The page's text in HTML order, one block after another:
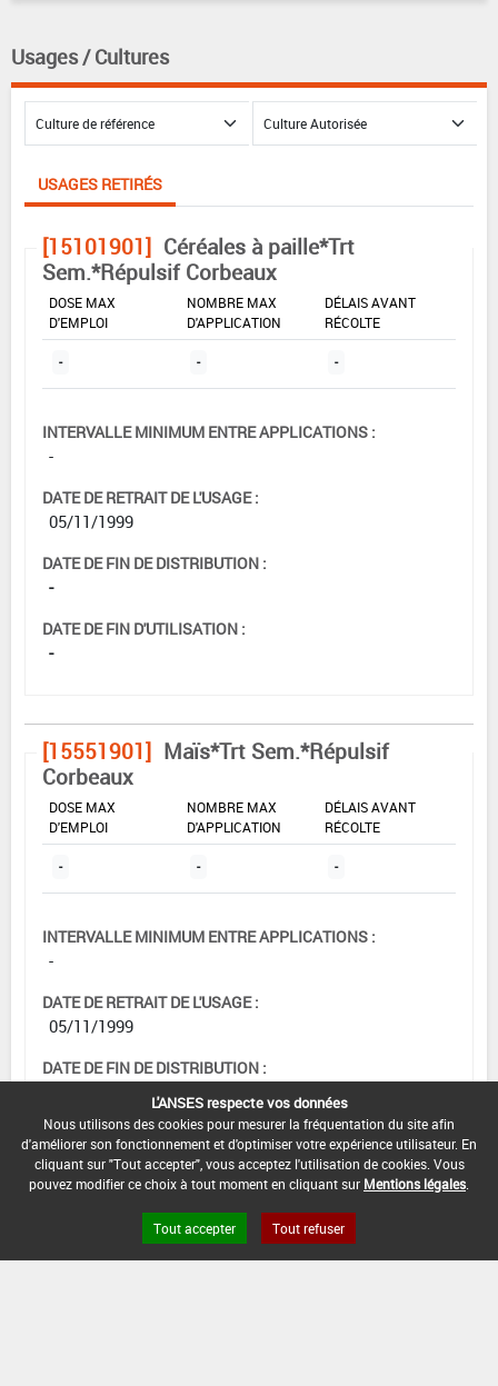
Usages / Cultures
USAGES RETIRÉS
[15101901] Céréales à paille*Trt
Sem.*Répulsif Corbeaux
DOSE MAX
D'EMPLOI
NOMBRE MAX
D'APPLICATION
DÉLAIS AVANT
RÉCOLTE
- - -
INTERVALLE MINIMUM ENTRE APPLICATIONS :
-
DATE DE RETRAIT DE L'USAGE :
05/11/1999
DATE DE FIN DE DISTRIBUTION :
-
DATE DE FIN D'UTILISATION :
-
[15551901] Maïs*Trt Sem.*Répulsif
Corbeaux
DOSE MAX
D'EMPLOI
NOMBRE MAX
D'APPLICATION
DÉLAIS AVANT
RÉCOLTE
- - -
INTERVALLE MINIMUM ENTRE APPLICATIONS :
-
DATE DE RETRAIT DE L'USAGE :
05/11/1999
DATE DE FIN DE DISTRIBUTION :
DATE DE FIN D'UTILISATION :
-
L'ANSES respecte vos données
Nous utilisons des cookies pour mesurer la fréquentation du site afin
d'améliorer son fonctionnement et d'optimiser votre expérience utilisateur. En
cliquant sur "Tout accepter", vous acceptez l'utilisation de cookies. Vous
pouvez modifier ce choix à tout moment en cliquant sur Mentions légales
Tout accepter Tout refuser